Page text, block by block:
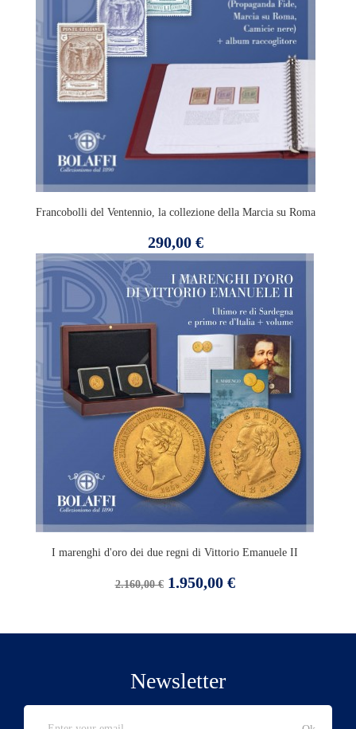
Francobolli del Ventennio, la collezione della Marcia su Roma
Prezzo
290,00 €
I marenghi d'oro dei due regni di Vittorio Emanuele II
Prezzo
2.160,00 € Prezzo
1.950,00 €
Newsletter